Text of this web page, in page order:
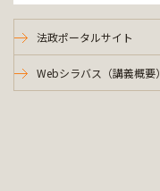
法政ポータルサイト
Webシラバス（講義概要）